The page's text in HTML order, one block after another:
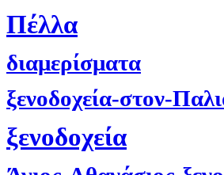
Πέλλα
διαμερίσματα
ξενοδοχεία-στον-
ξενοδοχεία